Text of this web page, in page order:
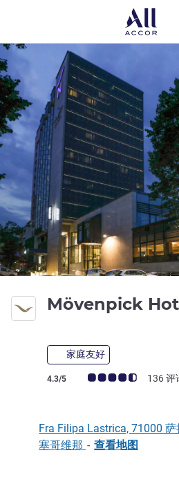
Mövenpick
家庭友好
客户意见评级 (ALL 评级)
4.3/5 136 评
Fra Filipa Lastrica, 71000
塞哥维那 - 查看地图